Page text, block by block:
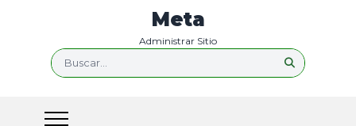
Meta
Administrar Sitio
Buscar...